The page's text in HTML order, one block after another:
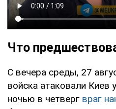
Что
С вечера среды, 27
войска атаковали
ночью в четверг враг